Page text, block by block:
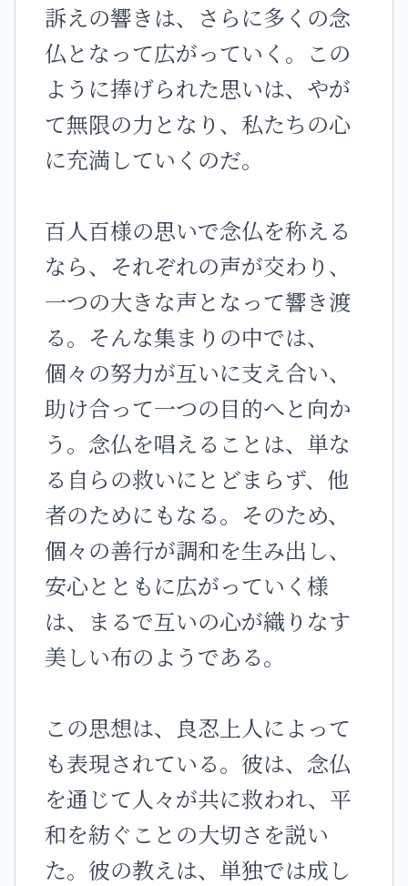
訴えの響きは、さらに多くの念
仏となって広がっていく。この
ように捧げられた思いは、やが
て無限の力となり、私たちの心
に充満していくのだ。
百人百様の思いで念仏を称える
なら、それぞれの声が交わり、
一つの大きな声となって響き渡
る。そんな集まりの中では、
個々の努力が互いに支え合い、
助け合って一つの目的へと向か
う。念仏を唱えることは、単な
る自らの救いにとどまらず、他
者のためにもなる。そのため、
個々の善行が調和を生み出し、
安心とともに広がっていく様
は、まるで互いの心が織りなす
美しい布のようである。
この思想は、良忍上人によって
も表現されている。彼は、念仏
を通じて人々が共に救われ、平
和を紡ぐことの大切さを説い
た。彼の教えは、単独では成し